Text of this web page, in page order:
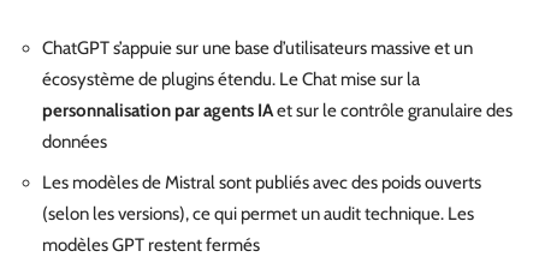
ChatGPT s’appuie sur une base d’utilisateurs massive et un
écosystème de plugins étendu. Le Chat mise sur la
personnalisation par agents IAet sur le contrôle granulaire des
données
Les modèles de Mistral sont publiés avec des poids ouverts
(selon les versions), ce qui permet un audit technique. Les
modèles GPT restent fermés